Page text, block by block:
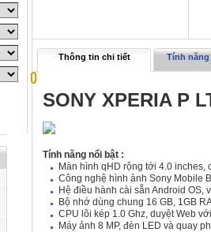
Thông tin chi tiết Tính
SONY XPERIA P
Tính năng nổi bật :
Màn hình qHD rộng tới 4.0 inches,
Công nghệ hình ảnh Sony Mobile
Hệ điều hành cài sẵn Android OS,
Bộ nhớ dùng chung 16 GB, 1GB
CPU lõi kép 1.0 Ghz, duyệt Web
Máy ảnh 8 MP, đèn LED và quay